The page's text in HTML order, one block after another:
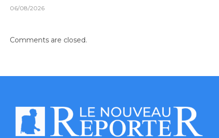
06/08/2026
Comments are closed.